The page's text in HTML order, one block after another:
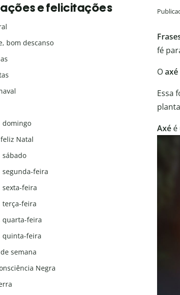
fé
Oaxé
Essa
Axé
e felicitações
bom descanso
domingo
Natal
sábado
segunda-feira
sexta-feira
terça-feira
quarta-feira
quinta-feira
semana
Negra